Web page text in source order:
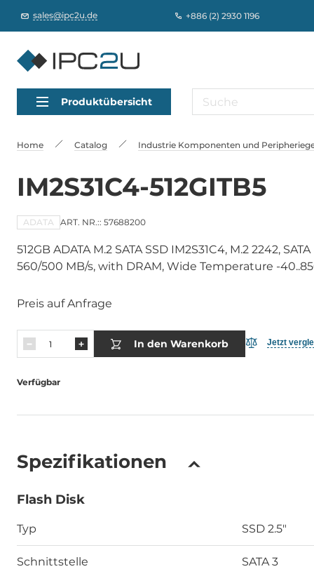
sales@ipc2u.de +886 (2) 2930 1196
Produktübersicht
Home Catalog Industrie Komponenten und
IM2S31C4-512GITB5
ADATA ART. NR.:: 57688200
512GB ADATA M.2 SATA SSD IM2S31C4, M.2 2242,
560/500 MB/s, with DRAM, Wide Temperature -
Preis auf Anfrage
In den Warenkorb Jetzt
Verfügbar
Spezifikationen
Flash Disk
Typ SSD 2.5"
Schnittstelle SATA 3